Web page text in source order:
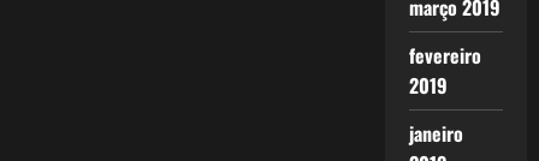
março 2019
fevereiro
2019
janeiro